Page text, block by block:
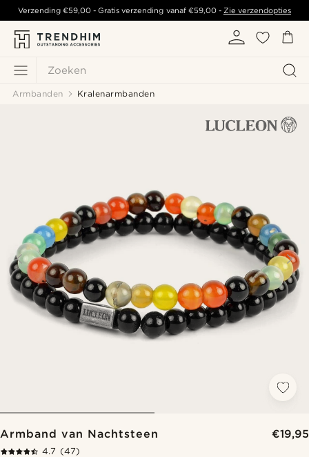
Zoeken
Verzending€59,00 - Gratis verzending vanaf €59,00- Zie verzendopties
Armbanden Kralenarmbanden
Armband van Nachtsteen €19,95
4.7 (47)